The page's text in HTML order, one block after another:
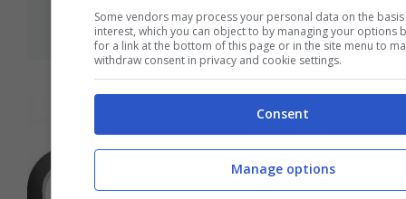
20 Febbraio 2012
Some vendors may process your personal data on the
interest, which you can object to by managing your options
for a link at the bottom of this page or in the site menu to
withdraw consent in privacy and cookie settings.
Consent
Manage options